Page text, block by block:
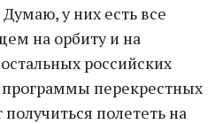
у них есть все
на орбиту и на
российских
перекрестных
полететь на